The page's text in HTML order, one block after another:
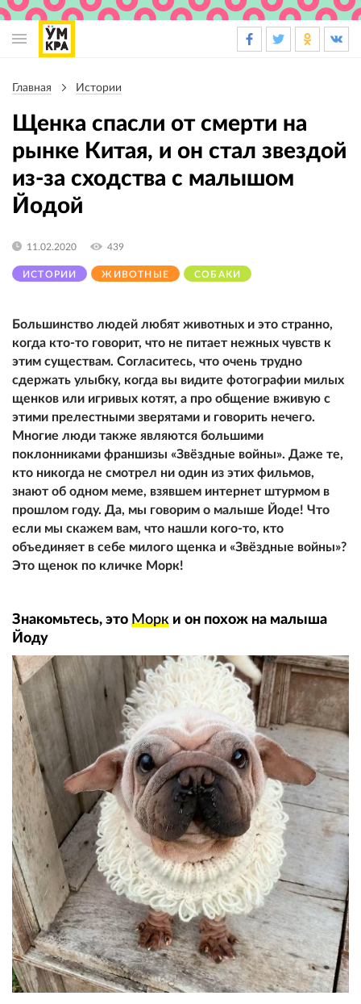
навигации
Главная Истории
Щенка спасли от смерти на
рынке Китая, и он стал звездой
из-за сходства с малышом
Йодой
ИСТОРИИ ЖИВОТНЫЕ СОБАКИ
11.02.2020 439
Большинство людей любят животных и это странно,
когда кто-то говорит, что не питает нежных чувств к
этим существам. Согласитесь, что очень трудно
сдержать улыбку, когда вы видите фотографии милых
щенков или игривых котят, а про общение вживую с
этими прелестными зверятами и говорить нечего.
Многие люди также являются большими
поклонниками франшизы «Звёздные войны». Даже те,
кто никогда не смотрел ни один из этих фильмов,
знают об одном меме, взявшем интернет штурмом в
прошлом году. Да, мы говорим о малыше Йоде! Что
если мы скажем вам, что нашли кого-то, кто
объединяет в себе милого щенка и «Звёздные войны»?
Это щенок по кличке Морк!
Знакомьтесь, это Морк и он похож на малыша
Йоду